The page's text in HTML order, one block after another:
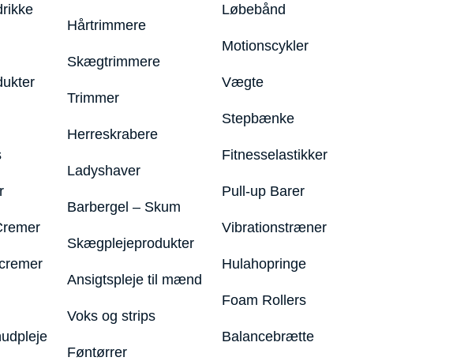
Hårtrimmere
Skægtrimmere
Trimmer
Herreskrabere
Ladyshaver
Barbergel – Skum
Skægplejeprodukter
Ansigtspleje til mænd
Voks og strips
Føntørrer
Løbebånd
Motionscykler
Vægte
Stepbænke
Fitnesselastikker
Pull-up Barer
Vibrationstræner
Hulahopringe
Foam Rollers
Balancebrætte